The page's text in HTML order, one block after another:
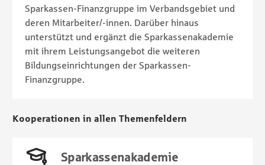
Sparkassen-Finanzgruppe im Verbandsgebiet und
deren Mitarbeiter/-innen. Darüber hinaus
unterstützt und ergänzt die Sparkassenakademie
mit ihrem Leistungsangebot die weiteren
Bildungseinrichtungen der Sparkassen-
Finanzgruppe.
Kooperationen in allen Themenfeldern
Sparkassenakademie